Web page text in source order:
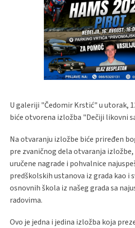
U galeriji "Čedomir Krstić" u utorak,
biće otvorena izložba "Dečiji likovni
Na otvaranju izložbe biće priređen
pre zvaničnog dela otvaranja
uručene nagrade i pohvalnice
predškolskih ustanova iz grada kao i
osnovnih škola iz našeg grada sa
radovima.
Ovo je jedna i jedina izložba koja